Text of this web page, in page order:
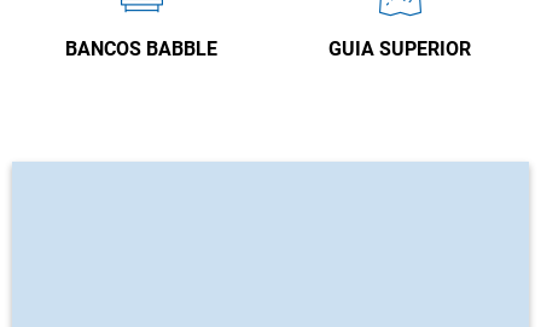
BANCOS BABBLE GUIA SUPERIOR